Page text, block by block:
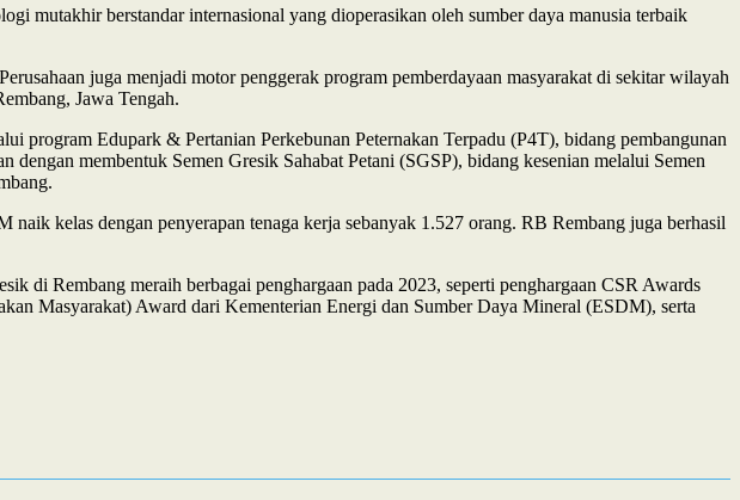
mutakhir berstandar internasional yang dioperasikan oleh sumber daya manusia terbaik
juga menjadi motor penggerak program pemberdayaan masyarakat di sekitar wilayah
Jawa Tengah.
program Edupark & Pertanian Perkebunan Peternakan Terpadu (P4T), bidang pembangunan
membentuk Semen Gresik Sahabat Petani (SGSP), bidang kesenian melalui Semen
kelas dengan penyerapan tenaga kerja sebanyak 1.527 orang. RB Rembang juga berhasil
di Rembang meraih berbagai penghargaan pada 2023, seperti penghargaan CSR Awards
Masyarakat) Award dari Kementerian Energi dan Sumber Daya Mineral (ESDM), serta